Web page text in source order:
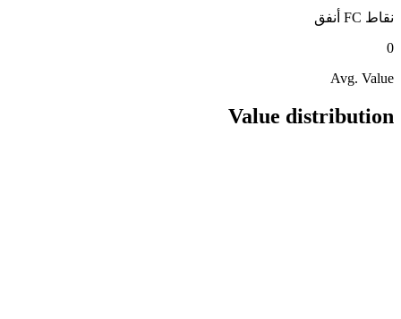
نقاط FC
أنفق
0
Avg. Value
Value distribution